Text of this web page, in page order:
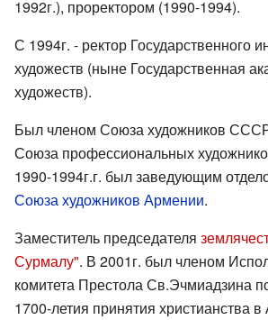
1992г.), проректором (1990-1994).
С 1994г. - ректор Государственного
художеств (ныне Государственная
художеств).
Был членом Союза художников
Союза профессиональных
1990-1994г.г. был заведующим
Союза художников Армении.
Заместитель председателя
Сурмалу". В 2001г. был членом
комитета Престола Св.Эчмиадзина
1700-летия принятия христианства